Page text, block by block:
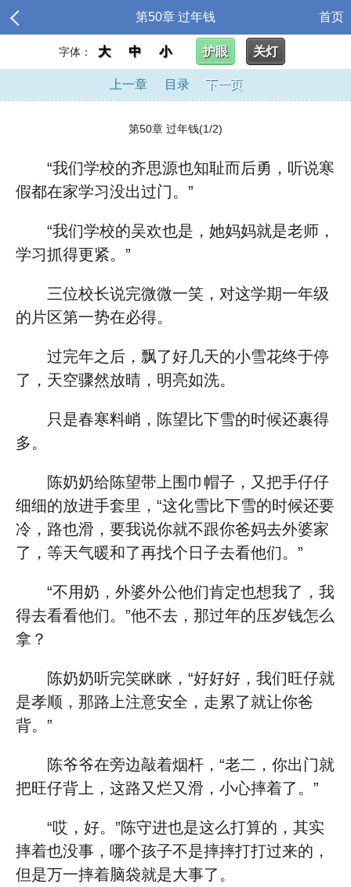
第50章 过年钱 首页
字体： 大 中 小 护眼 关灯
上一章 目录 下一页
第50章 过年钱(1/2)
“我们学校的齐思源也知耻而后勇，听说寒
假都在家学习没出过门。”
“我们学校的吴欢也是，她妈妈就是老师，
学习抓得更紧。”
三位校长说完微微一笑，对这学期一年级
的片区第一势在必得。
过完年之后，飘了好几天的小雪花终于停
了，天空骤然放晴，明亮如洗。
只是春寒料峭，陈望比下雪的时候还裹得
多。
陈奶奶给陈望带上围巾帽子，又把手仔仔
细细的放进手套里，“这化雪比下雪的时候还要
冷，路也滑，要我说你就不跟你爸妈去外婆家
了，等天气暖和了再找个日子去看他们。”
“不用奶，外婆外公他们肯定也想我了，我
得去看看他们。”他不去，那过年的压岁钱怎么
拿？
陈奶奶听完笑眯眯，“好好好，我们旺仔就
是孝顺，那路上注意安全，走累了就让你爸
背。”
陈爷爷在旁边敲着烟杆，“老二，你出门就
把旺仔背上，这路又烂又滑，小心摔着了。”
“哎，好。”陈守进也是这么打算的，其实
摔着也没事，哪个孩子不是摔摔打打过来的，
但是万一摔着脑袋就是大事了。